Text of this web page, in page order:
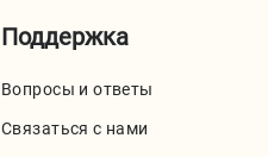
Поддержка
Вопросы и ответы
Связаться с нами